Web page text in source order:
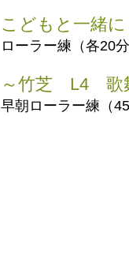
こどもと一緒
ローラー練（各20
～竹芝 L4 歌
早朝ローラー練（